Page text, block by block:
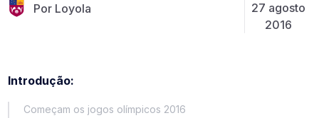
Por Loyola
27 agosto
2016
Introdução:
Começam os jogos olímpicos 2016